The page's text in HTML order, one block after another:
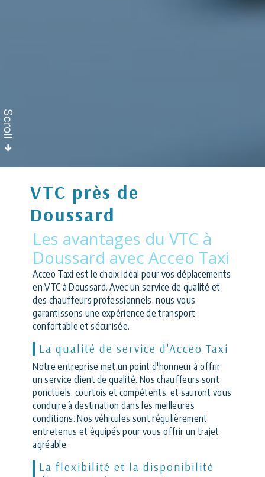
Scroll
VTC près de
Doussard
Les avantages du VTC à
Doussard avec Acceo Taxi
Acceo Taxi est le choix idéal pour vos déplacements
en VTC à Doussard. Avec un service de qualité et
des chauffeurs professionnels, nous vous
garantissons une expérience de transport
confortable et sécurisée.
La qualité de service d'Acceo Taxi
Notre entreprise met un point d'honneur à offrir
un service client de qualité. Nos chauffeurs sont
ponctuels, courtois et compétents, et sauront vous
conduire à destination dans les meilleures
conditions. Nos véhicules sont régulièrement
entretenus et équipés pour vous offrir un trajet
agréable.
La flexibilité et la disponibilité